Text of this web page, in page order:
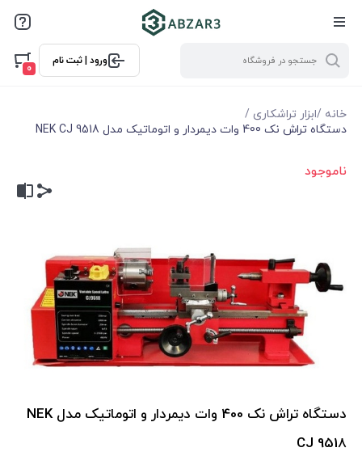
ورود | ثبت نام
0
خانه /ابزار تراشکاری /
دستگاه تراش نک 400 وات دیمردار و اتوماتیک مدل NEK CJ 9518
ناموجود
دستگاه تراش نک 400 وات دیمردار و اتوماتیک مدل NEK
CJ 9518